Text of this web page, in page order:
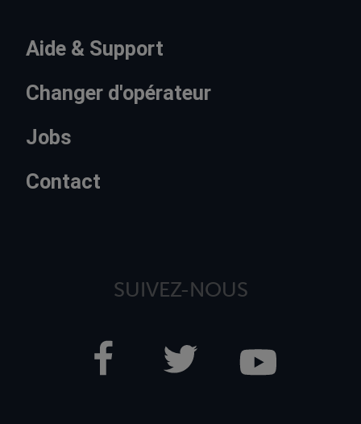
Aide & Support
Changer d'opérateur
Jobs
Contact
SUIVEZ-NOUS